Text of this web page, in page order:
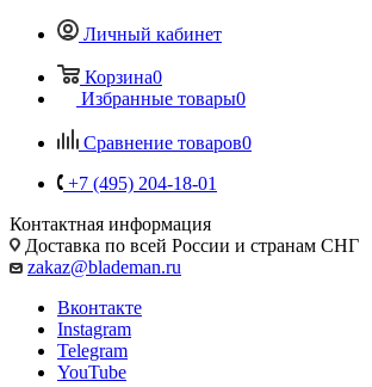
Личный кабинет
Корзина0
Избранные товары0
Сравнение товаров0
+7 (495) 204-18-01
Контактная информация
Доставка по всей России и странам СНГ
zakaz@blademan.ru
Вконтакте
Instagram
Telegram
YouTube